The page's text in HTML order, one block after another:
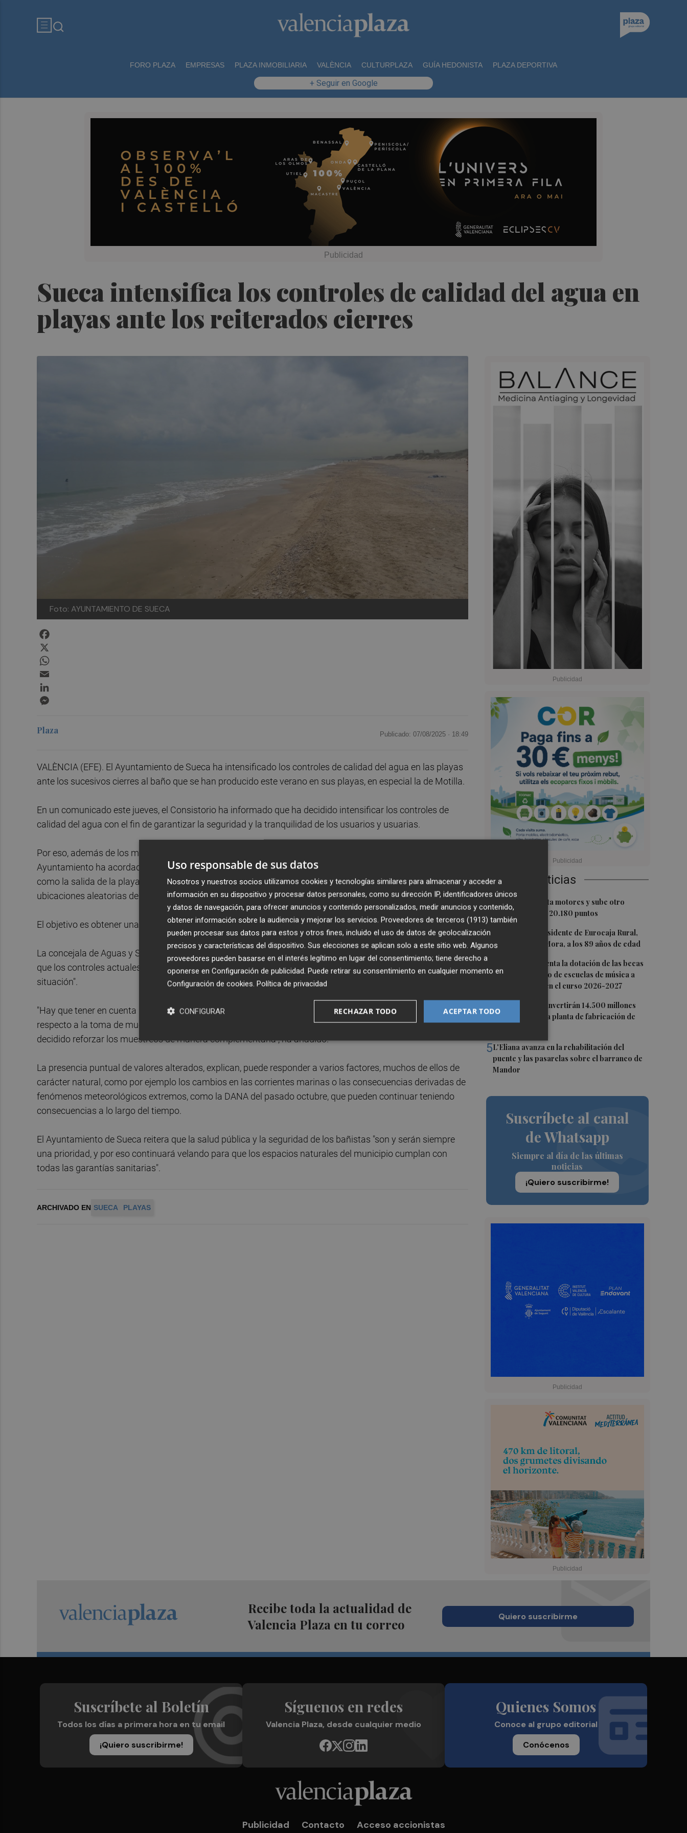
FORO PLAZA EMPRESAS PLAZA INMOBILIARIA VALÈNCIA CULTURPLAZA GUÍA HEDONISTA PLAZA DEPORTIVA
+ Seguir en Google
Sueca intensifica los controles de calidad del agua en
playas ante los reiterados cierres
Foto: AYUNTAMIENTO DE SUECA
Últimas Noticias
1El Ibex 35 aprieta motores y sube otro
0,62%, hasta los 20.180 puntos
2
Fallece el expresidente de Eurocaja Rural,
Andrés Gómez Mora, a los 89 años de edad
3
CaixaBank aumenta la dotación de las becas
para el alumnado de escuelas de música a
275.000 euros en el curso 2026-2027
4 Tesla y SpaceX invertirán 14.500 millones
para construir la planta de fabricación de
5L'Eliana avanza en la rehabilitación del
puente y las pasarelas sobre el barranco de
Mandor
Suscríbete al canal
de Whatsapp
Siempre al día de las últimas
noticias
¡Quiero suscribirme!
Plaza Publicado: 07/08/2025 · 18:49
VALÈNCIA (EFE). El Ayuntamiento de Sueca ha intensificado los controles de calidad del agua en las playas
ante los sucesivos cierres al baño que se han producido este verano en sus playas, en especial la de Motilla.
En un comunicado este jueves, el Consistorio ha informado que ha decidido intensificar los controles de
calidad del agua con el fin de garantizar la seguridad y la tranquilidad de los usuarios y usuarias.
Por eso, además de los muestreos que realiza la Consellería de Medio Ambiente de manera semanal, el
Ayuntamiento ha acordado poner en marcha muestreos adicionales y aleatorios, tanto en puntos de baño
como la salida de la playa de Motilla, en horarios y puntos diferentes de los habituales, así como en
ubicaciones aleatorias de la canalización de agua que desemboca en la playa.
El objetivo es obtener una visión más precisa y completa sobre el estado real del agua.
La concejala de Aguas y Saneamiento de Sueca, Pilar Moncho , ha afirmado que el Ayuntamiento considera
que los controles actuales "no son suficientes para dar una respuesta inmediata ante la complejidad de la
situación".
"Hay que tener en cuenta que los resultados de las analíticas se obtienen con cierto decalaje temporal
respecto a la toma de muestras, lo cual dificulta una actuación ágil y ajustada del momento. Por eso hemos
decidido reforzar los muestreos de manera complementaria", ha añadido.
La presencia puntual de valores alterados, explican, puede responder a varios factores, muchos de ellos de
carácter natural, como por ejemplo los cambios en las corrientes marinas o las consecuencias derivadas de
fenómenos meteorológicos extremos, como la DANA del pasado octubre, que pueden continuar teniendo
consecuencias a lo largo del tiempo.
El Ayuntamiento de Sueca reitera que la salud pública y la seguridad de los bañistas "son y serán siempre
una prioridad, y por eso continuará velando para que los espacios naturales del municipio cumplan con
todas las garantías sanitarias".
ARCHIVADO EN SUECA PLAYAS
Recibe toda la actualidad de
Valencia Plaza en tu correo
Quiero suscribirme
Suscríbete al Boletín
Todos los días a primera hora en tu email
¡Quiero suscribirme!
Síguenos en redes
Valencia Plaza, desde cualquier medio
Quienes Somos
Conoce al grupo editorial
Conócenos
Publicidad Contacto Acceso accionistas
Uso responsable de sus datos
Nosotros y nuestros socios utilizamos cookies y tecnologías similares para almacenar y acceder a
información en su dispositivo y procesar datos personales, como su dirección IP, identificadores únicos
y datos de navegación, para ofrecer anuncios y contenido personalizados, medir anuncios y contenido,
obtener información sobre la audiencia y mejorar los servicios. Proveedores de terceros (1913) también
pueden procesar sus datos para estos y otros fines, incluido el uso de datos de geolocalización
precisos y características del dispositivo. Sus elecciones se aplican solo a este sitio web. Algunos
proveedores pueden basarse en el interés legítimo en lugar del consentimiento; tiene derecho a
oponerse en Configuración de publicidad. Puede retirar su consentimiento en cualquier momento en
Configuración de cookies. Política de privacidad
ACEPTAR TODO
RECHAZAR TODO
CONFIGURAR